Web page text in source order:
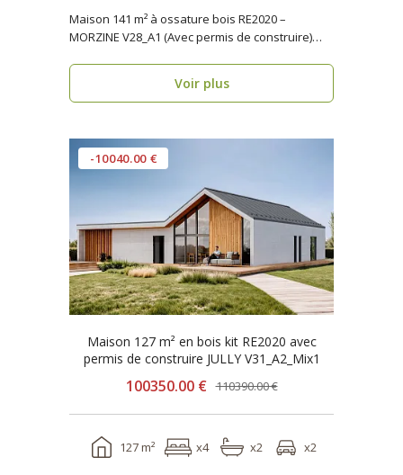
Maison 141 m² à ossature bois RE2020 –
MORZINE V28_A1 (Avec permis de construire)
Voir plus
-10040.00 €
Maison 127 m² en bois kit RE2020 avec
permis de construire JULLY V31_A2_Mix1
100350.00 € 110390.00 €
127 m² x4 x2 x2